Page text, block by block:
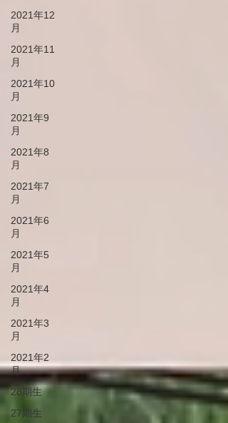
2021年12
月
2021年11
月
2021年10
月
2021年9
月
2021年8
月
2021年7
月
2021年6
月
2021年5
月
2021年4
月
2021年3
月
2021年2
月
28期生
27期生